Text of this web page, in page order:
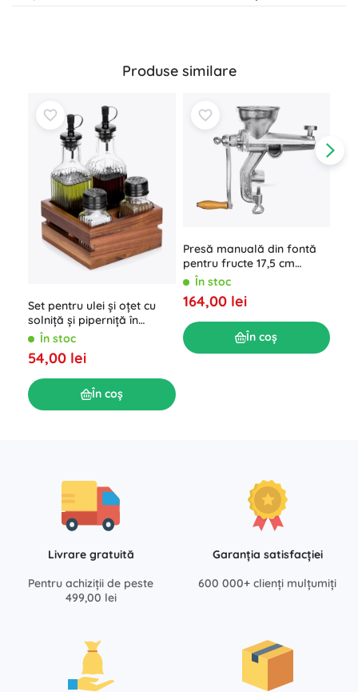
Produse similare
Set pentru ulei și oțet cu
solniță și piperniță în
suport, 5 piese
În stoc
54,00 lei
În coș
Presă manuală din fontă
pentru fructe 17,5 cm
ORION
În stoc
164,00 lei
În coș
Livrare gratuită
Pentru achiziții de peste
499,00 lei
Garanția satisfacției
600 000+ clienți mulțumiți